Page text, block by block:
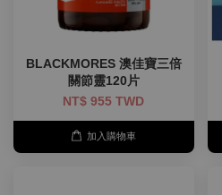
BLACKMORES 澳佳寶三倍
關節靈120片
NT$ 955 TWD
加入購物車